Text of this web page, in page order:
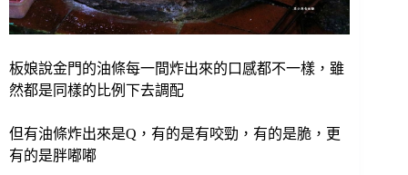
板娘說金門的油條每一間炸出來的口感都不一樣，雖
然都是同樣的比例下去調配
但有油條炸出來是Q，有的是有咬勁，有的是脆，更
有的是胖嘟嘟